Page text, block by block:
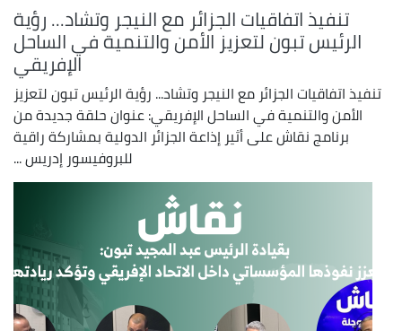
تنفيذ اتفاقيات الجزائر مع النيجر وتشاد... رؤية
الرئيس تبون لتعزيز الأمن والتنمية في الساحل
الإفريقي
تنفيذ اتفاقيات الجزائر مع النيجر وتشاد... رؤية الرئيس تبون لتعزيز
الأمن والتنمية في الساحل الإفريقي: عنوان حلقة جديدة من
برنامج نقاش على أثير إذاعة الجزائر الدولية بمشاركة راقية
للبروفيسور إدريس ...